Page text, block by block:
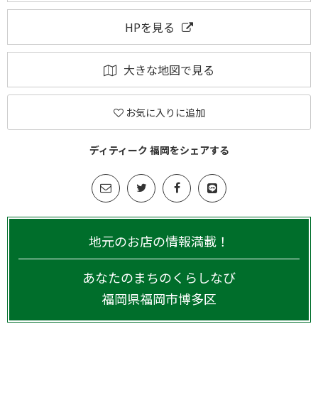
HPを見る
大きな地図で見る
お気に入りに追加
ディティーク 福岡をシェアする
地元のお店の情報満載！
あなたのまちのくらしなび
福岡県福岡市博多区